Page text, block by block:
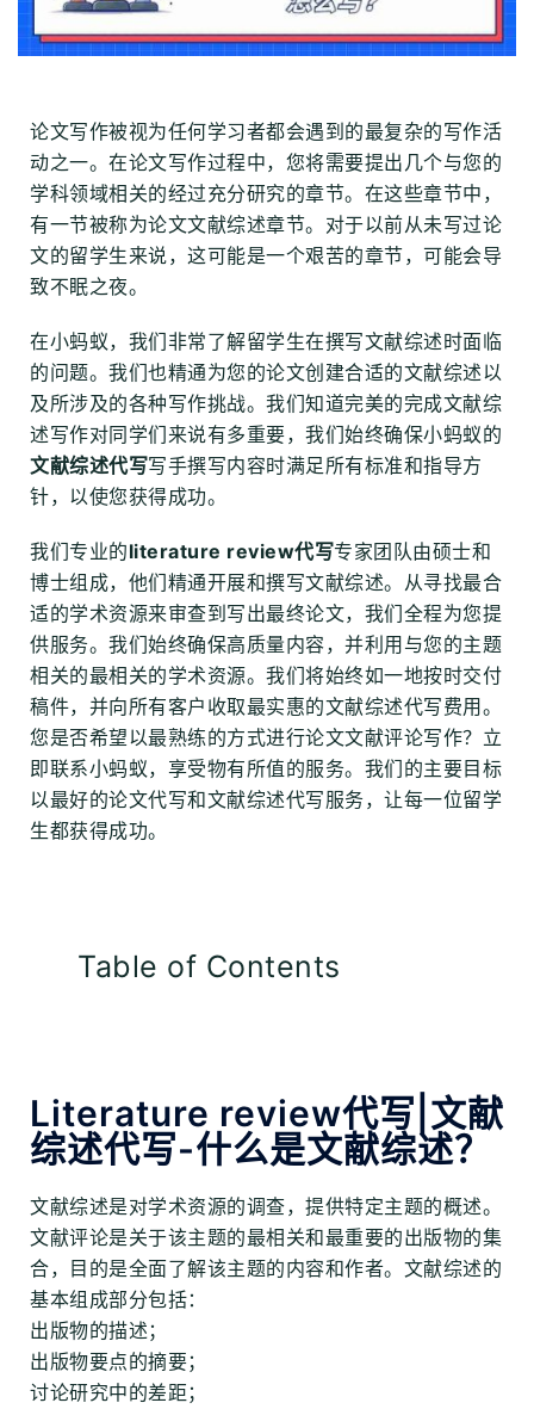
论文写作被视为任何学习者都会遇到的最复杂的写作活
动之一。在论文写作过程中，您将需要提出几个与您的
学科领域相关的经过充分研究的章节。在这些章节中，
有一节被称为论文文献综述章节。对于以前从未写过论
文的留学生来说，这可能是一个艰苦的章节，可能会导
致不眠之夜。
在小蚂蚁，我们非常了解留学生在撰写文献综述时面临
的问题。我们也精通为您的论文创建合适的文献综述以
及所涉及的各种写作挑战。我们知道完美的完成文献综
述写作对同学们来说有多重要，我们始终确保小蚂蚁的
文献综述代写写手撰写内容时满足所有标准和指导方
针，以使您获得成功。
我们专业的literature review代写专家团队由硕士和
博士组成，他们精通开展和撰写文献综述。从寻找最合
适的学术资源来审查到写出最终论文，我们全程为您提
供服务。我们始终确保高质量内容，并利用与您的主题
相关的最相关的学术资源。我们将始终如一地按时交付
稿件，并向所有客户收取最实惠的文献综述代写费用。
您是否希望以最熟练的方式进行论文文献评论写作？立
即联系小蚂蚁，享受物有所值的服务。我们的主要目标
以最好的论文代写和文献综述代写服务，让每一位留学
生都获得成功。
Table of Contents
Literature review代写|文献
综述代写-什么是文献综述？
文献综述是对学术资源的调查，提供特定主题的概述。
文献评论是关于该主题的最相关和最重要的出版物的集
合，目的是全面了解该主题的内容和作者。文献综述的
基本组成部分包括：
出版物的描述；
出版物要点的摘要；
讨论研究中的差距；